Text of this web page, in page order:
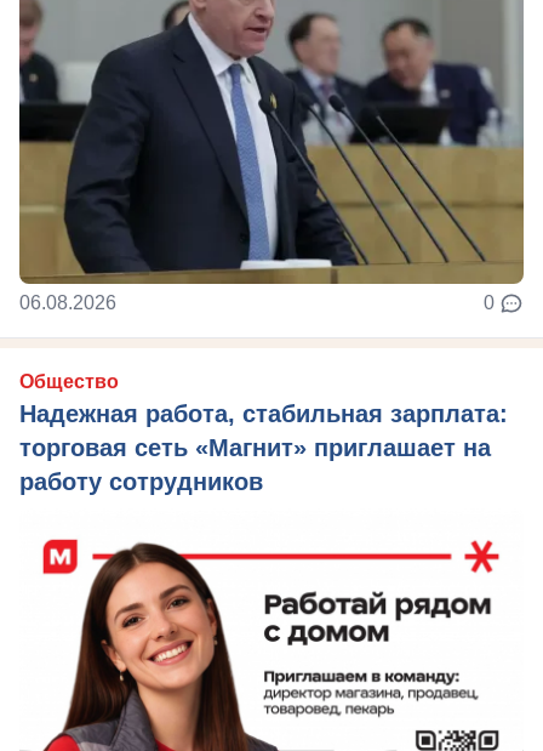
06.08.2026 0
Общество
Надежная работа, стабильная зарплата:
торговая сеть «Магнит» приглашает на
работу сотрудников